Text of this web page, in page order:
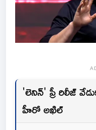
'లెనిన్' ప్రీ రిలీజ్
హీరో అఖిల్